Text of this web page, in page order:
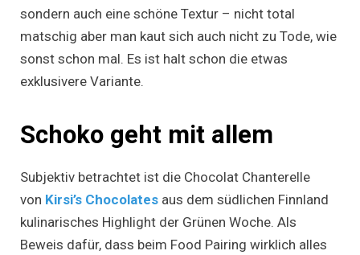
sondern auch eine schöne Textur – nicht total
matschig aber man kaut sich auch nicht zu Tode, wie
sonst schon mal. Es ist halt schon die etwas
exklusivere Variante.
Schoko geht mit allem
Subjektiv betrachtet ist die Chocolat Chanterelle
von Kirsi’s Chocolates aus dem südlichen Finnland
kulinarisches Highlight der Grünen Woche. Als
Beweis dafür, dass beim Food Pairing wirklich alles